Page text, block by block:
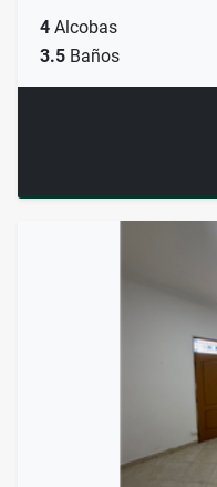
4 Alcobas
3.5 Baños